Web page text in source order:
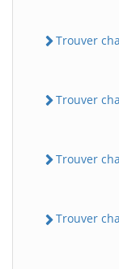
Trouver
Trouver
Trouver
Trouver